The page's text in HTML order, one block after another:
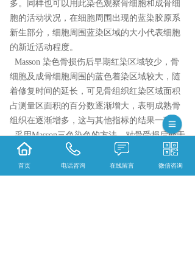
多。同样也可以用此染色观察骨细胞和成骨细
胞的活动状况，在细胞周围出现的蓝染胶原系
新生部分，细胞周围蓝染区域的大小代表细胞
的新近活动程度。
Masson 染色骨损伤后早期红染区域较少，骨
细胞及成骨细胞周围的蓝色着染区域较大，随
着修复时间的延长，可见骨组织红染区域面积
占测量区面积的百分数逐渐增大，表明成熟骨
组织在逐渐增多，这与其他指标的结果一致。
采用Masson三色染色的方法，对骨受损后处于
不同修复时期的骨组织进行染色，操作方法简
单，普通脱钙骨切片即可，在新生骨走向成熟
首页 电话咨询 在线留言 微信咨询